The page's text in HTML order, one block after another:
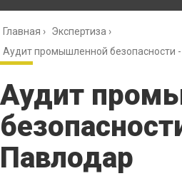
Главная › Экспертиза ›
Аудит промышленной безопасности
Аудит
Павлодар